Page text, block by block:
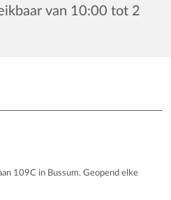
van 10:00 tot 2
109C in Bussum. Geopend elke